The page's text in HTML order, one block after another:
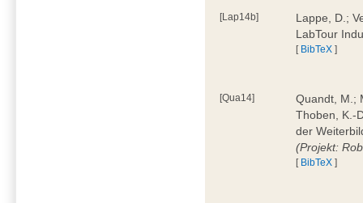
[Lap14b]
Lappe, D.;
LabTour
[ BibTeX ]
[Qua14]
Quandt, M.;
Thoben, K.-
der
(Projekt:
[ BibTeX ]